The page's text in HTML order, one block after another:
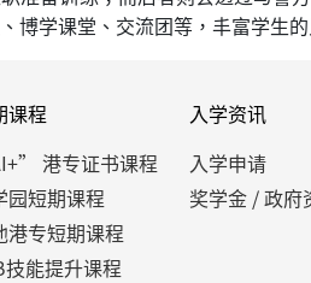
博学课堂、交流团等，丰富学生
课程
港专证书课程
园短期课程
港专短期课程
技能提升课程
入学资讯
入学申请
奖学金 / 政府